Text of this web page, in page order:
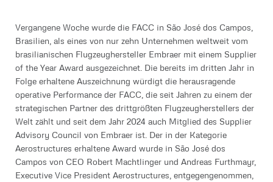
Vergangene Woche wurde die FACC in São José dos Campos,
Brasilien, als eines von nur zehn Unternehmen weltweit vom
brasilianischen Flugzeughersteller Embraer mit einem Supplier
of the Year Award ausgezeichnet. Die bereits im dritten Jahr in
Folge erhaltene Auszeichnung würdigt die herausragende
operative Performance der FACC, die seit Jahren zu einem der
strategischen Partner des drittgrößten Flugzeugherstellers der
Welt zählt und seit dem Jahr 2024 auch Mitglied des Supplier
Advisory Council von Embraer ist. Der in der Kategorie
Aerostructures erhaltene Award wurde in São José dos
Campos von CEO Robert Machtlinger und Andreas Furthmayr,
Executive Vice President Aerostructures, entgegengenommen,